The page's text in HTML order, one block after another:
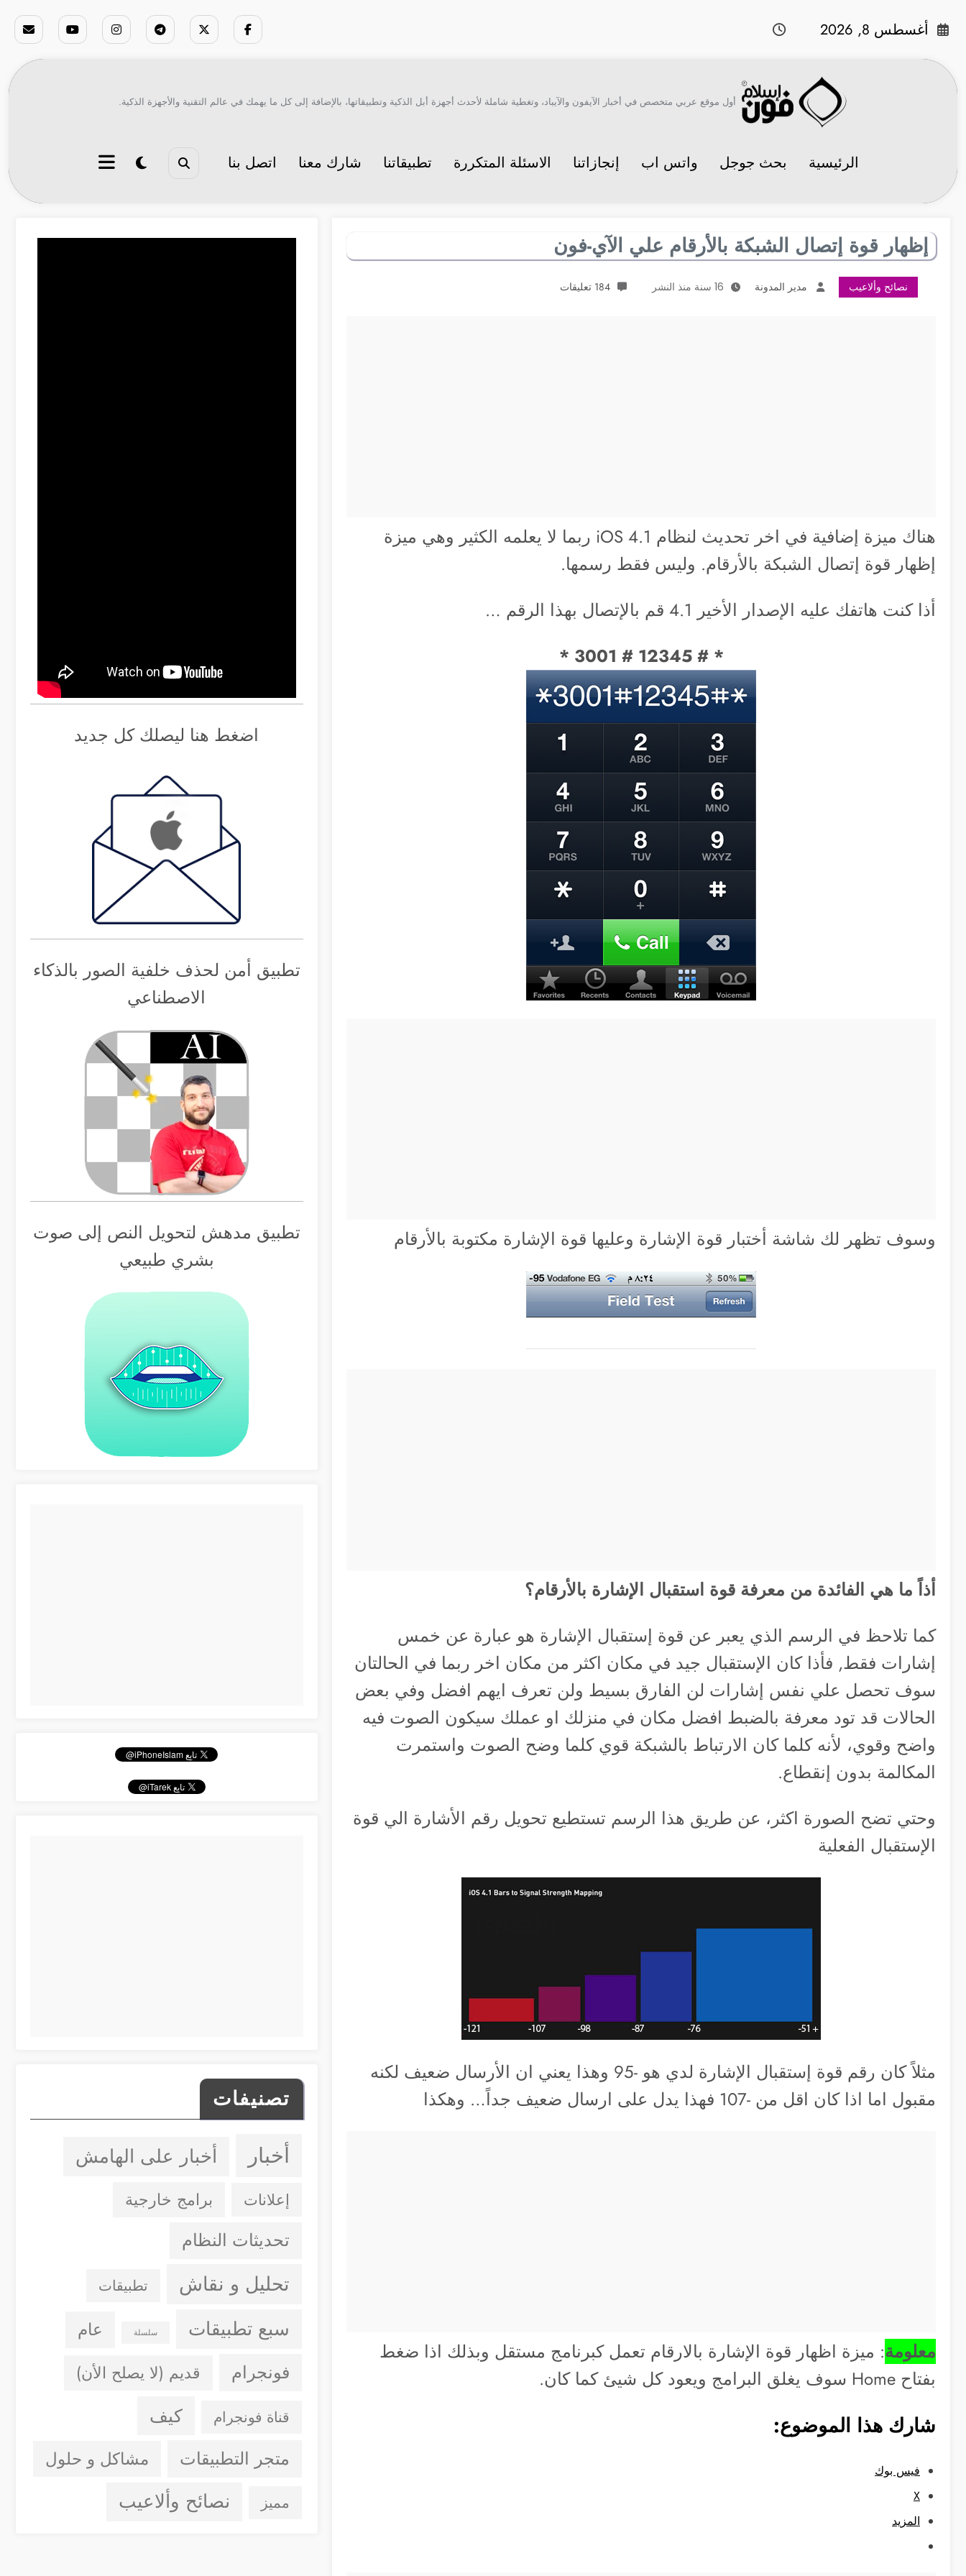
أغسطس 8, 2026
أول موقع عربي متخصص في أخبار الآيفون والآيباد، وتغطية شاملة لأحدث أجهزة أبل الذكية وتطبيقاتها، بالإضافة إلى كل ما يهمك في عالم التقنية والأجهزة الذكية.
الرئيسية بحث جوجل واتس اب إنجازاتنا الاسئلة المتكررة تطبيقاتنا شارك معنا اتصل بنا
إظهار قوة إتصال الشبكة بالأرقام علي الآي-فون
نصائح وألاعيب مدير المدونة 16 سنة منذ النشر 184 تعليقات
هناك ميزة إضافية في اخر تحديث لنظام iOS 4.1 ربما لا يعلمه الكثير وهي ميزة
إظهار قوة إتصال الشبكة بالأرقام. وليس فقط رسمها.
أذا كنت هاتفك عليه الإصدار الأخير 4.1 قم بالإتصال بهذا الرقم …
* 3001 # 12345 # *
وسوف تظهر لك شاشة أختبار قوة الإشارة وعليها قوة الإشارة مكتوبة بالأرقام
أذاً ما هي الفائدة من معرفة قوة استقبال الإشارة بالأرقام؟
كما تلاحظ في الرسم الذي يعبر عن قوة إستقبال الإشارة هو عبارة عن خمس
إشارات فقط, فأذا كان الإستقبال جيد في مكان اكثر من مكان اخر ربما في الحالتان
سوف تحصل علي نفس إشارات لن الفارق بسيط ولن تعرف ايهم افضل وفي بعض
الحالات قد تود معرفة بالضبط افضل مكان في منزلك او عملك سيكون الصوت فيه
واضح وقوي، لأنه كلما كان الارتباط بالشبكة قوي كلما وضح الصوت واستمرت
المكالمة بدون إنقطاع.
وحتي تضح الصورة اكثر، عن طريق هذا الرسم تستطيع تحويل رقم الأشارة الي قوة
الإستقبال الفعلية
مثلاً كان رقم قوة إستقبال الإشارة لدي هو -95 وهذا يعني ان الأرسال ضعيف لكنه
مقبول اما اذا كان اقل من -107 فهذا يدل على ارسال ضعيف جداً… وهكذا
معلومة: ميزة اظهار قوة الإشارة بالارقام تعمل كبرنامج مستقل وبذلك اذا ضغط
بفتاح Home سوف يغلق البرامج ويعود كل شيئ كما كان.
شارك هذا الموضوع:
فيس بوك
X
المزيد
اضغط هنا ليصلك كل جديد
تطبيق أمن لحذف خلفية الصور بالذكاء
الاصطناعي
تطبيق مدهش لتحويل النص إلى صوت
بشري طبيعي
تصنيفات
أخبار أخبار على الهامش
إعلانات برامج خارجية
تحديثات النظام
تحليل و نقاش تطبيقات
سبع تطبيقات سلسلة عام
فونجرام قديم (لا يصلح الأن)
قناة فونجرام كيف
متجر التطبيقات مشاكل و حلول
مميز نصائح وألاعيب